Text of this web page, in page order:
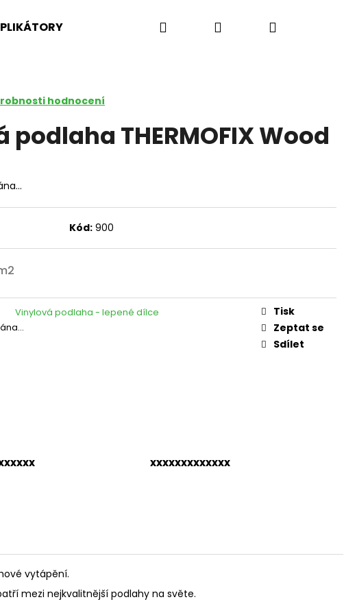
PLASTY, FÓLIE, PROFILY FATRAFOL
Hledat PřihlášeníNákupní
hodnocení
THERMOFIX Wood
Kód: 900
Vinylová podlaha - lepené dílce
Tisk
Zeptat se
Sdílet
xxxxxxxxxxxxx
vytápění.
mezi nejkvalitnější podlahy na světe.